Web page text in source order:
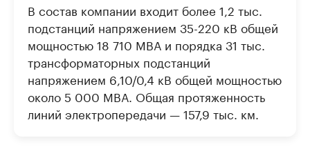
В состав компании входит более 1,2 тыс.
подстанций напряжением 35-220 кВ общей
мощностью 18 710 МВА и порядка 31 тыс.
трансформаторных подстанций
напряжением 6,10/0,4 кВ общей мощностью
около 5 000 МВА. Общая протяженность
линий электропередачи — 157,9 тыс. км.